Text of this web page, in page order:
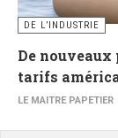
DE L’INDUSTRIE
De
tarifs
LE MAITRE PAPETIER